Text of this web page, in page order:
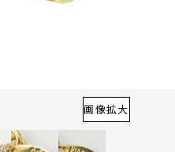
画像拡大